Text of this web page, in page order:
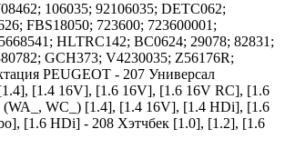
106035; 92106035; DETC062;
FBS18050; 723600; 723600001;
HLTRC142; BC0624; 29078; 82831;
GCH373; V4230035; Z56176R;
PEUGEOT - 207 Универсал
[1.4 16V], [1.6 16V], [1.6 16V RC], [1.6
(WA_, WC_) [1.4], [1.4 16V], [1.4 HDi], [1.6
[1.6 HDi] - 208 Хэтчбек [1.0], [1.2], [1.6